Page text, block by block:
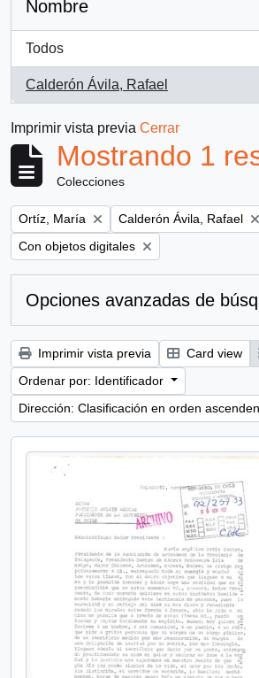
Nombre
Todos
Calderón Ávila, Rafael
, 1 resultados
Imprimir vista previa Cerrar
Mostrando 1
Colecciones
Remove filter:
Ortíz, María Remove filter:
Calderón Ávila, Rafael
Remove filter:
Con objetos digitales
Opciones avanzadas de
Imprimir vista previa Card view
Ordenar por: Identificador
Dirección: Clasificación en orden